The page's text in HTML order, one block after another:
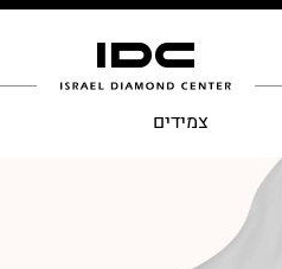
צמידים